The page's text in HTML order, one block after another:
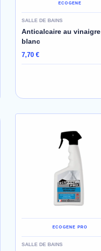
ECOGENE
SALLE DE BAINS
Anticalcaire au vinaigre
blanc
7,70 €
AJOUTER AU PANIER
ECOGENE PRO
SALLE DE BAINS